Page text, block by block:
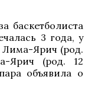
баскетболиста
3 года, у
Лима-Ярич (род.
Ярич (род. 12
объявила о